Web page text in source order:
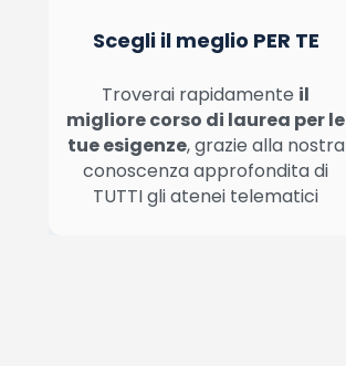
Scegli il meglio PER TE
Troverai rapidamente il
migliore corso di laurea per le
tue esigenze, grazie alla nostra
conoscenza approfondita di
TUTTI gli atenei telematici